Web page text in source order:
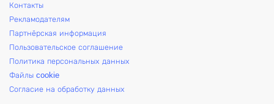
Контакты
Рекламодателям
Партнёрская информация
Пользовательское соглашение
Политика персональных данных
Файлы cookie
Согласие на обработку данных